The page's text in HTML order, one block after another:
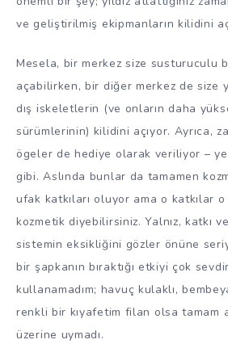
ve geliştirilmiş ekipmanların kilidini
Mesela, bir merkez size susturuculu
açabilirken, bir diğer merkez de size
dış iskeletlerin (ve onların daha
sürümlerinin) kilidini açıyor. Ayrıca,
ögeler de hediye olarak veriliyor –
gibi. Aslında bunlar da tamamen
ufak katkıları oluyor ama o katkılar
kozmetik diyebilirsiniz. Yalnız, katkı
sistemin eksikliğini gözler önüne
bir şapkanın bıraktığı etkiyi çok
kullanamadım; havuç kulaklı,
renkli bir kıyafetim filan olsa tamam
üzerine uymadı.